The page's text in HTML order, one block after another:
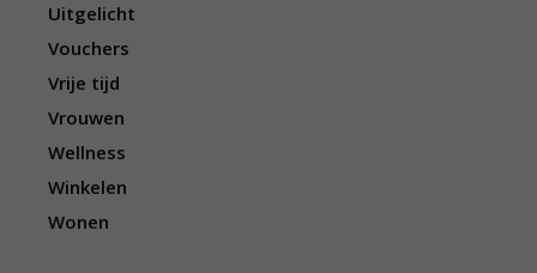
Uitgelicht
Vouchers
Vrije tijd
Vrouwen
Wellness
Winkelen
Wonen